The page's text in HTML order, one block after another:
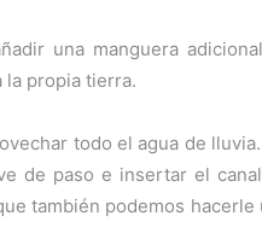
una manguera
la propia tierra.
todo el agua de
de paso e insertar el
también podemos